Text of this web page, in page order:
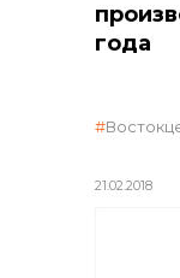
общая
года
21.02.2018